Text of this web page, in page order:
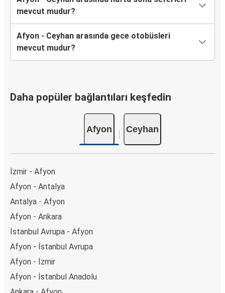
mevcut mudur?
Afyon - Ceyhan arasında gece otobüsleri
mevcut mudur?
Daha popüler bağlantıları keşfedin
Afyon Ceyhan
İzmir - Afyon
Afyon - Antalya
Antalya - Afyon
Afyon - Ankara
İstanbul Avrupa - Afyon
Afyon - İstanbul Avrupa
Afyon - İzmir
Afyon - İstanbul Anadolu